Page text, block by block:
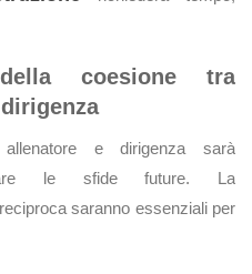
coesione tra
e dirigenza sarà
le sfide future. La
saranno essenziali per